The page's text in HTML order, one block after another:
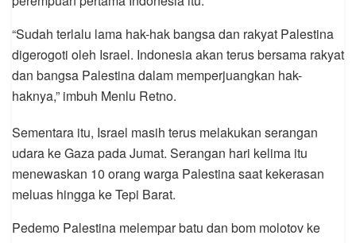
“Sudah terlalu lama hak-hak bangsa dan rakyat Palestina
digerogoti oleh Israel. Indonesia akan terus bersama rakyat
dan bangsa Palestina dalam memperjuangkan hak-
haknya,” imbuh Menlu Retno.
Sementara itu, Israel masih terus melakukan serangan
udara ke Gaza pada Jumat. Serangan hari kelima itu
menewaskan 10 orang warga Palestina saat kekerasan
meluas hingga ke Tepi Barat.
Pedemo Palestina melempar batu dan bom molotov ke